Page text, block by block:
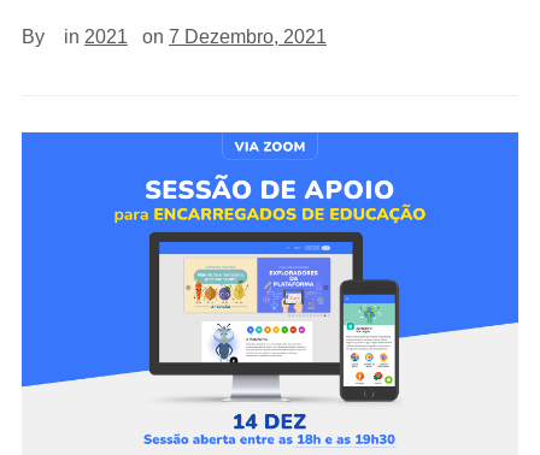
By in 2021 on 7 Dezembro, 2021